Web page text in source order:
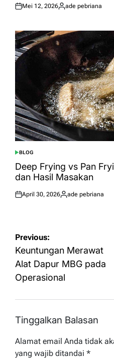
Posted
Mei 12, 2026
Posted
ade pebriana
POSTED
IN
BLOG
Deep Frying vs Pan
dan Hasil Masakan
Posted
April 30, 2026
Posted
ade pebriana
Navigasi
pos
Previous:
Keuntungan Merawat
Alat Dapur MBG pada
Operasional
Tinggalkan Balasan
Alamat email Anda tidak
yang wajib ditandai *